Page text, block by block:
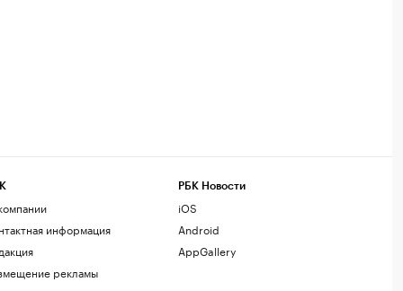
информация
рекламы
РБК Новости
iOS
Android
AppGallery